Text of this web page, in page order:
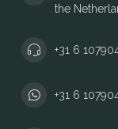
the
+31 6
+31 6